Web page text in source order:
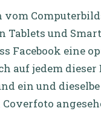
vom
und
Facebook eine
auf jedem
ein und